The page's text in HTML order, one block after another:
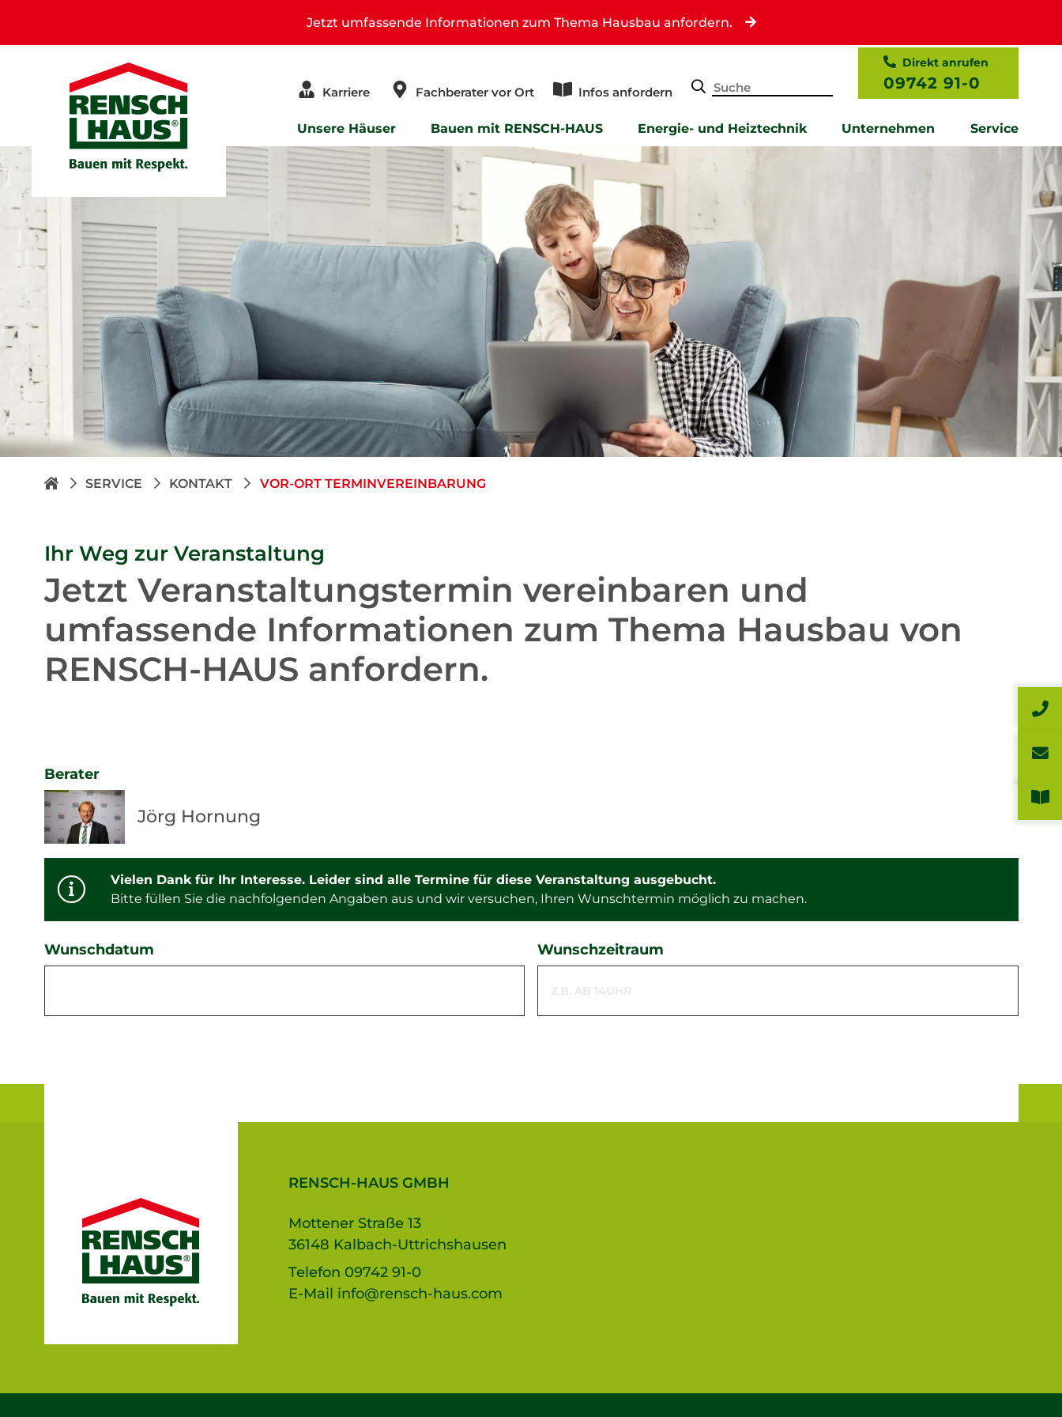
Jetzt umfassende Informationen zum Thema Hausbau anfordern.
Karriere Fachberater vor Ort Infos anfordern
Direkt anrufen
09742 91-0
Unsere Häuser Bauen mit RENSCH-HAUS Energie- und Heiztechnik Unternehmen Service
SERVICE KONTAKT VOR-ORT TERMINVEREINBARUNG
Ihr Weg zur Veranstaltung
Jetzt Veranstaltungstermin vereinbaren und
umfassende Informationen zum Thema Hausbau von
RENSCH-HAUS anfordern.
Berater
Jörg Hornung
Vielen Dank für Ihr Interesse. Leider sind alle Termine für diese Veranstaltung ausgebucht.
Bitte füllen Sie die nachfolgenden Angaben aus und wir versuchen, Ihren Wunschtermin möglich zu machen.
Wunschdatum Wunschzeitraum
RENSCH-HAUS GMBH
Mottener Straße 13
36148 Kalbach-Uttrichshausen
Telefon 09742 91-0
E-Mail info@rensch-haus.com